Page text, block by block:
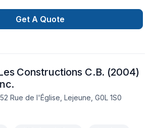
Get A Quote
Constructions C.B. (2004)
Rue de l'Église, Lejeune, G0L 1S0